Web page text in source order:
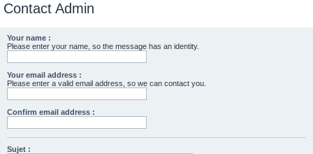
Contact Admin
Your name :
Please enter your name, so the message has an identity.
Your email address :
Please enter a valid email address, so we can contact you.
Confirm email address :
Sujet :